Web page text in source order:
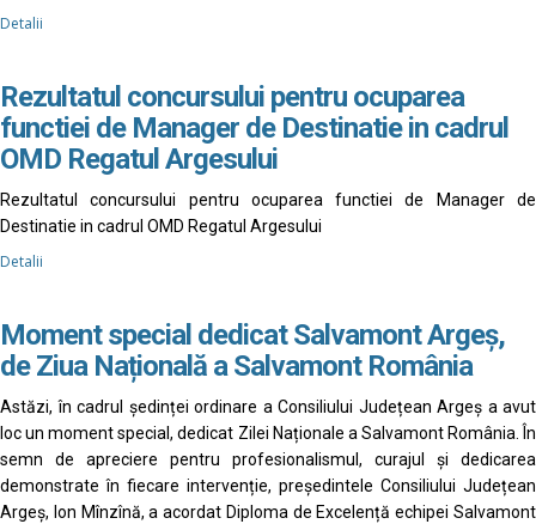
Detalii
Rezultatul concursului pentru ocuparea
functiei de Manager de Destinatie in cadrul
OMD Regatul Argesului
Rezultatul concursului pentru ocuparea functiei de Manager de
Destinatie in cadrul OMD Regatul Argesului
Detalii
Moment special dedicat Salvamont Argeș,
de Ziua Națională a Salvamont România
Astăzi, în cadrul ședinței ordinare a Consiliului Județean Argeș a avut
loc un moment special, dedicat Zilei Naționale a Salvamont România. În
semn de apreciere pentru profesionalismul, curajul și dedicarea
demonstrate în fiecare intervenție, președintele Consiliului Județean
Argeș, Ion Mînzînă, a acordat Diploma de Excelență echipei Salvamont